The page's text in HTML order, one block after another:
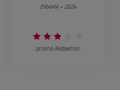
DRAMA • 2024
prisma-Redaktion